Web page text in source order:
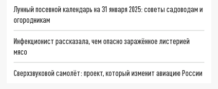
Лунный посевной календарь на 31 января 2025: советы садоводам и
огородникам
Инфекционист рассказала, чем опасно заражённое листерией
мясо
Сверхзвуковой самолёт: проект, который изменит авиацию России